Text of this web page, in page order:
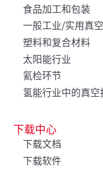
食品加工和包装
一般工业/实用真空
塑料和复合材料
太阳能行业
氦检环节
氢能行业中的真空
下载中心
下载文档
下载软件